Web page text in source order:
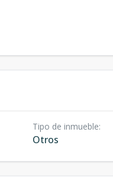
Tipo de inmueble:
Otros